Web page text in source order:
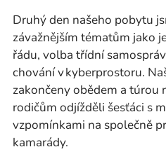
Druhý den našeho pobytu
závažnějším tématům jako
řádu, volba třídní
chování v kyberprostoru.
zakončeny obědem a túrou
rodičům odjížděli šesťáci s
vzpomínkami na společně
kamarády.